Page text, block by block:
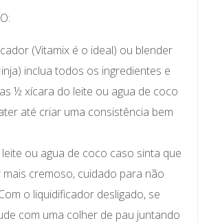
(Vitamix é o ideal) ou blender
inclua todos os ingredientes e
½ xícara do leite ou agua de coco
até criar uma consistência bem
ou agua de coco caso sinta que
cremoso, cuidado para não
o liquidificador desligado, se
com uma colher de pau juntando